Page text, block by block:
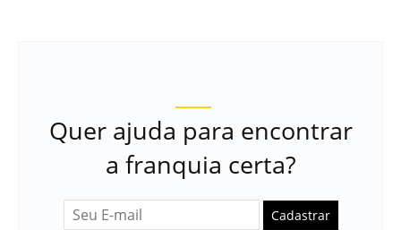
Quer ajuda para encontrar
a franquia certa?
Cadastrar